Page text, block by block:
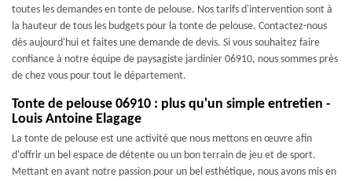
toutes les demandes en tonte de pelouse. Nos tarifs d'intervention sont à
la hauteur de tous les budgets pour la tonte de pelouse. Contactez-nous
dès aujourd'hui et faites une demande de devis. Si vous souhaitez faire
confiance à notre équipe de paysagiste jardinier 06910, nous sommes près
de chez vous pour tout le département.
Tonte de pelouse 06910 : plus qu'un simple entretien -
Louis Antoine Elagage
La tonte de pelouse est une activité que nous mettons en œuvre afin
d'offrir un bel espace de détente ou un bon terrain de jeu et de sport.
Mettant en avant notre passion pour un bel esthétique, nous avons mis en